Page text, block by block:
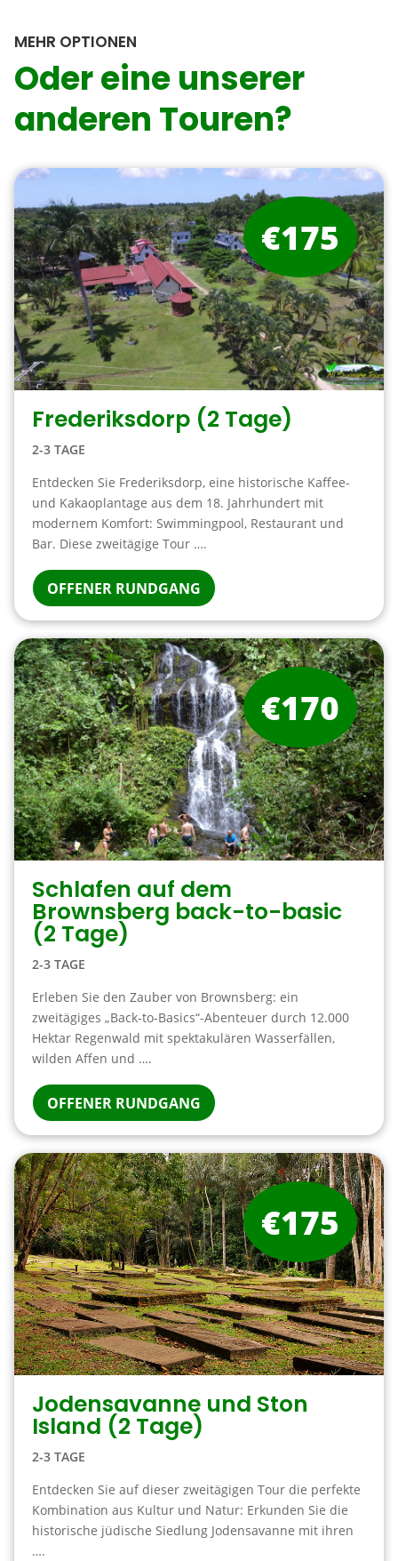
MEHR OPTIONEN
Oder eine unserer
anderen Touren?
Frederiksdorp (2 Tage)
2-3 TAGE
Entdecken Sie Frederiksdorp, eine historische Kaffee-
und Kakaoplantage aus dem 18. Jahrhundert mit
modernem Komfort: Swimmingpool, Restaurant und
Bar. Diese zweitägige Tour ….
OFFENER RUNDGANG
€175
Schlafen auf dem
Brownsberg back-to-basic
(2 Tage)
2-3 TAGE
Erleben Sie den Zauber von Brownsberg: ein
zweitägiges „Back-to-Basics“-Abenteuer durch 12.000
Hektar Regenwald mit spektakulären Wasserfällen,
wilden Affen und ….
OFFENER RUNDGANG
€170
Jodensavanne und Ston
Island (2 Tage)
2-3 TAGE
Entdecken Sie auf dieser zweitägigen Tour die perfekte
Kombination aus Kultur und Natur: Erkunden Sie die
historische jüdische Siedlung Jodensavanne mit ihren
….
€175